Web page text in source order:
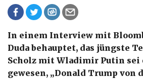
In einem Interview mit
Duda behauptet, das jüngste
Scholz mit Wladimir Putin sei
gewesen, „Donald Trump von